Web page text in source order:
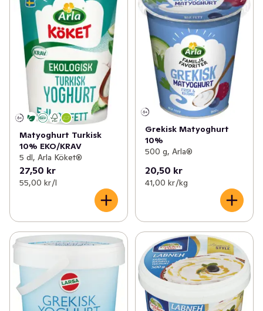
Matyoghurt Turkisk
10% EKO/KRAV
5 dl, Arla Köket®
27,50 kr
55,00 kr /l
Grekisk Matyoghurt
10%
500 g, Arla®
20,50 kr
41,00 kr /kg